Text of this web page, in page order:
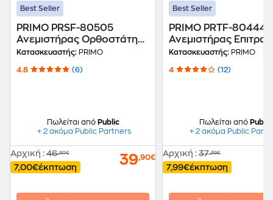
Best Seller
PRIMO PRSF-80505
Ανεμιστήρας Ορθοστάτης
60 W 40 cm
Κατασκευαστής: PRIMO
4.8 (6)
Πωλείται από Public
+ 2 ακόμα Public Partners
Αρχική : 46,90€
7,00€έκπτωση 39,90€
Best Seller
PRIMO PRTF-80444
Ανεμιστήρας
50 W 40 cm
Κατασκευαστής: PRIMO
4 (12)
Πωλείται από Public
+ 2 ακόμα Public
Αρχική : 37,89€
7,99€έκπτωση